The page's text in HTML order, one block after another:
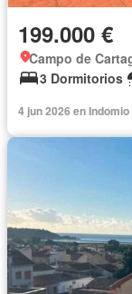
199.000 €
Campo de
3 Dormitorios
4 jun 2026 en